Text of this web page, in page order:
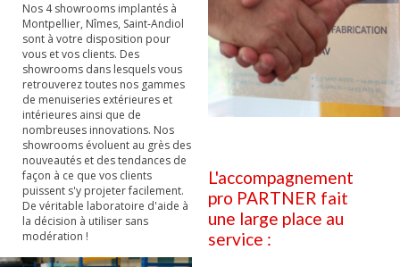
Nos 4 showrooms implantés à
Montpellier, Nîmes, Saint-Andiol
sont à votre disposition pour
vous et vos clients. Des
showrooms dans lesquels vous
retrouverez toutes nos gammes
de menuiseries extérieures et
intérieures ainsi que de
nombreuses innovations. Nos
showrooms évoluent au grès des
nouveautés et des tendances de
façon à ce que vos clients
puissent s'y projeter facilement.
De véritable laboratoire d'aide à
la décision à utiliser sans
modération !
L'accompagnement
pro PARTNER fait
une large place au
service :